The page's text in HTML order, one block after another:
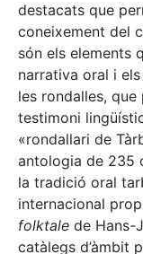
destacats que
coneixement del
són els elements
narrativa oral i
les rondalles,
testimoni
«rondallari de
antologia de 235
la tradició oral
internacional
folktale de Hans-
catàlegs d’àmbit